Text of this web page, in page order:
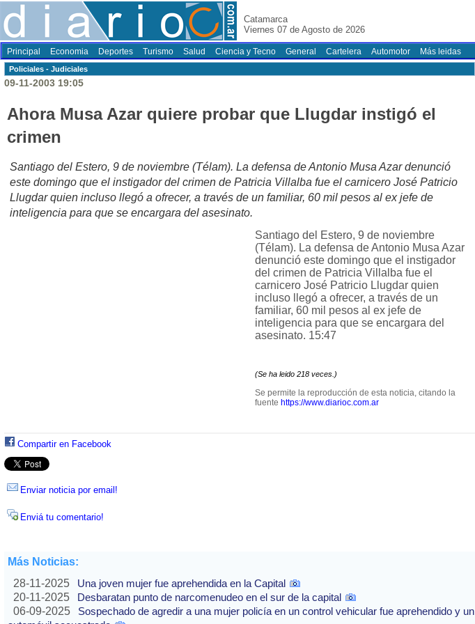
Catamarca
Viernes 07 de Agosto de 2026
Principal Economia Deportes Turismo Salud Ciencia y Tecno General Cartelera Automotor Más leidas
Policiales - Judiciales
09-11-2003 19:05
Ahora Musa Azar quiere probar que Llugdar instigó el
crimen
Santiago del Estero, 9 de noviembre (Télam). La defensa de Antonio Musa Azar denunció
este domingo que el instigador del crimen de Patricia Villalba fue el carnicero José Patricio
Llugdar quien incluso llegó a ofrecer, a través de un familiar, 60 mil pesos al ex jefe de
inteligencia para que se encargara del asesinato.
Santiago del Estero, 9 de noviembre
(Télam). La defensa de Antonio Musa Azar
denunció este domingo que el instigador
del crimen de Patricia Villalba fue el
carnicero José Patricio Llugdar quien
incluso llegó a ofrecer, a través de un
familiar, 60 mil pesos al ex jefe de
inteligencia para que se encargara del
asesinato. 15:47
(Se ha leido 218 veces.)
Se permite la reproducción de esta noticia, citando la
fuente https://www.diarioc.com.ar
Compartir en Facebook
Enviar noticia por email!
Enviá tu comentario!
Más Noticias:
28-11-2025
Una joven mujer fue aprehendida en la Capital
20-11-2025
Desbaratan punto de narcomenudeo en el sur de la capital
06-09-2025
Sospechado de agredir a una mujer policía en un control vehicular fue aprehendido y un